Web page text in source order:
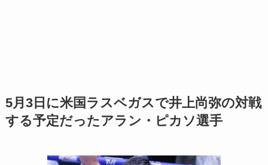
5月3日に米国ラスベガスで井上尚弥の対戦
する予定だったアラン・ピカソ選手